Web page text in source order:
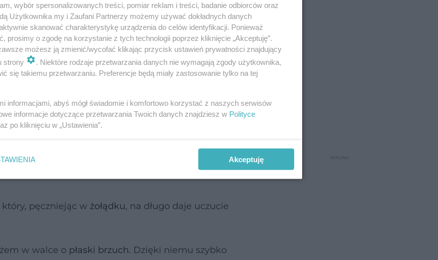
trawienie, np.oreganoi zioła hamujące apetyt,
sposób ograniczać jadłospisu, by dieta
który, pęczniejąc w żołądku, na długo daje uczucie
w walce o płaski brzuch. Dzięki niemu szybko
wybór spersonalizowanych treści, pomiar reklam i treści, badanie odbiorców oraz
Użytkownika my i Zaufani Partnerzy możemy używać dokładnych danych
skanować charakterystykę urządzenia do celów identyfikacji. Ponieważ
prosimy o zgodę na korzystanie z tych technologii poprzez kliknięcie „Akceptuję”.
możesz ją zmienić/wycofać klikając przycisk ustawień prywatności znajdujący
strony
. Niektóre rodzaje przetwarzania danych nie wymagają zgody użytkownika,
się takiemu przetwarzaniu. Preferencje będą miały zastosowanie tylko na tej
informacjami, abyś mógł świadomie i komfortowo korzystać z naszych serwisów
informacje dotyczące przetwarzania Twoich danych znajdziesz w Polityce
po kliknięciu w „Ustawienia”.
Akceptuję